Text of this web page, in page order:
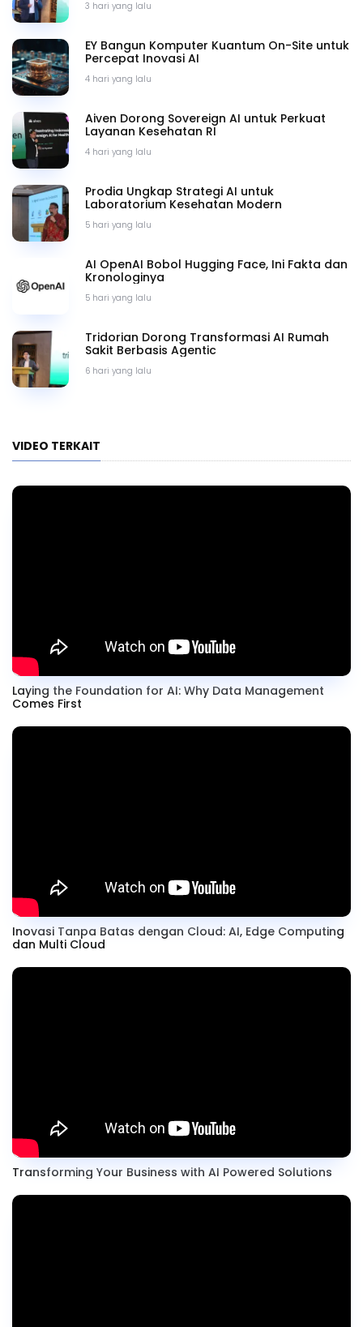
3 hari yang lalu
4 hari yang lalu
EY Bangun Komputer Kuantum On-Site untuk
Percepat Inovasi AI
4 hari yang lalu
Aiven Dorong Sovereign AI untuk Perkuat
Layanan Kesehatan RI
5 hari yang lalu
Prodia Ungkap Strategi AI untuk
Laboratorium Kesehatan Modern
5 hari yang lalu
AI OpenAI Bobol Hugging Face, Ini Fakta dan
Kronologinya
6 hari yang lalu
Tridorian Dorong Transformasi AI Rumah
Sakit Berbasis Agentic
VIDEO TERKAIT
Laying the Foundation for AI: Why Data Management
Comes First
Inovasi Tanpa Batas dengan Cloud: AI, Edge Computing
dan Multi Cloud
Transforming Your Business with AI Powered Solutions